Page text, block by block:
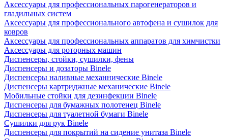
Аксессуары для профессиональных парогенераторов и
гладильных систем
Аксессуары для профессионального автофена и сушилок для
ковров
Аксессуары для профессиональных аппаратов для химчистки
Аксессуары для роторных машин
Диспенсеры, стойки, сушилки, фены
Диспенсеры и дозаторы Binele
Диспенсеры наливные механнические Binele
Диспенсеры картриджные механические Binele
Мобильные стойки для дезинфекции Binele
Диспенсеры для бумажных полотенец Binele
Диспенсеры для туалетной бумаги Binele
Сушилки для рук Binele
Диспенсеры для покрытий на сидение унитаза Binele